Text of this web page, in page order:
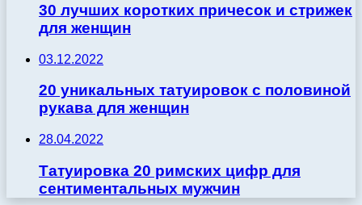
30 лучших коротких причесок и стрижек
для женщин
03.12.2022
20 уникальных татуировок с половиной
рукава для женщин
28.04.2022
Татуировка 20 римских цифр для
сентиментальных мужчин